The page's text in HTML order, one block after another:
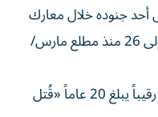
أحد جنوده خلال معارك
في جنوب لبنان، ما يرفع عدد قتلاه إلى 26 منذ مطلع مارس/
وقال الجيش في بيان مقتضب، إن رقيباً يبلغ 20 عاماً «قُتل